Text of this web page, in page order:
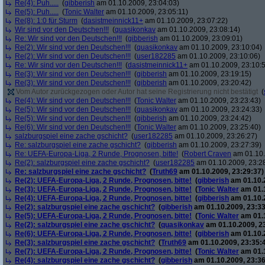
Re(4): Puh..... (gibberish am 01.10.2009, 23:04:03)
Re(5): Puh..... (Tonic Walter am 01.10.2009, 23:05:11)
Re(8): 1:0 für Sturm (dasistmeinnick11+ am 01.10.2009, 23:07:22)
Wir sind vor den Deutschen!!! (quasikonkav am 01.10.2009, 23:08:14)
Re: Wir sind vor den Deutschen!!! (gibberish am 01.10.2009, 23:09:01)
Re(2): Wir sind vor den Deutschen!!! (quasikonkav am 01.10.2009, 23:10:04)
Re(2): Wir sind vor den Deutschen!!! (user182285 am 01.10.2009, 23:10:06)
Re: Wir sind vor den Deutschen!!! (dasistmeinnick11+ am 01.10.2009,
Re(3): Wir sind vor den Deutschen!!! (gibberish am 01.10.2009, 23:19:15)
Re(3): Wir sind vor den Deutschen!!! (gibberish am 01.10.2009, 23:20:42)
Vom Autor zurückgezogen oder Autor hat seine Registrierung nicht bestätigt (
Re(4): Wir sind vor den Deutschen!!! (Tonic Walter am 01.10.2009, 23:23:43)
Re(5): Wir sind vor den Deutschen!!! (quasikonkav am 01.10.2009, 23:24:33)
Re(5): Wir sind vor den Deutschen!!! (gibberish am 01.10.2009, 23:24:42)
Re(6): Wir sind vor den Deutschen!!! (Tonic Walter am 01.10.2009, 23:25:40)
salzburgspiel eine zache gschicht? (user182285 am 01.10.2009, 23:26:27)
Re: salzburgspiel eine zache gschicht? (gibberish am 01.10.2009, 23:27:39)
Re: UEFA-Europa-Liga, 2 Runde, Prognosen, bitte! (Robert Craven am
Re(2): salzburgspiel eine zache gschicht? (user182285 am 01.10.2009,
Re: salzburgspiel eine zache gschicht? (Truth69 am 01.10.2009, 23:29:37)
Re(2): UEFA-Europa-Liga, 2 Runde, Prognosen, bitte! (gibberish am
Re(3): UEFA-Europa-Liga, 2 Runde, Prognosen, bitte! (Tonic Walter am
Re(4): UEFA-Europa-Liga, 2 Runde, Prognosen, bitte! (gibberish am
Re(2): salzburgspiel eine zache gschicht? (gibberish am 01.10.2009,
Re(5): UEFA-Europa-Liga, 2 Runde, Prognosen, bitte! (Tonic Walter am
Re(2): salzburgspiel eine zache gschicht? (quasikonkav am 01.10.2009,
Re(6): UEFA-Europa-Liga, 2 Runde, Prognosen, bitte! (gibberish am
Re(3): salzburgspiel eine zache gschicht? (Truth69 am 01.10.2009,
Re(7): UEFA-Europa-Liga, 2 Runde, Prognosen, bitte! (Tonic Walter am
Re(4): salzburgspiel eine zache gschicht? (gibberish am 01.10.2009,